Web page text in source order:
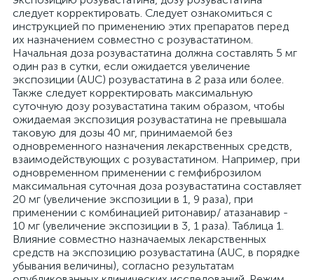
следует корректировать. Следует ознакомиться с
инструкцией по применению этих препаратов перед
их назначением совместно с розувастатином.
Начальная доза розувастатина должна составлять 5 мг
один раз в сутки, если ожидается увеличение
экспозиции (AUC) розувастатина в 2 раза или более.
Также следует корректировать максимальную
суточную дозу розувастатина таким образом, чтобы
ожидаемая экспозиция розувастатина не превышала
таковую для дозы 40 мг, принимаемой без
одновременного назначения лекарственных средств,
взаимодействующих с розувастатином. Например, при
одновременном применении с гемфиброзилом
максимальная суточная доза розувастатина составляет
20 мг (увеличение экспозиции в 1, 9 раза), при
применении с комбинацией ритонавир/ атазанавир -
10 мг (увеличение экспозиции в 3, 1 раза). Таблица 1.
Влияние совместно назначаемых лекарственных
средств на экспозицию розувастатина (AUC, в порядке
убывания величины), согласно результатам